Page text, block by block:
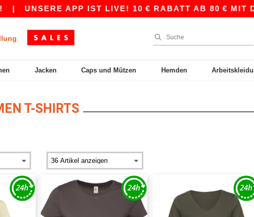
UNSERE APP IST LIVE! 10 € RABATT AB 80 € MIT DEM
Jacken Caps und Mützen Hemden
T-SHIRTS